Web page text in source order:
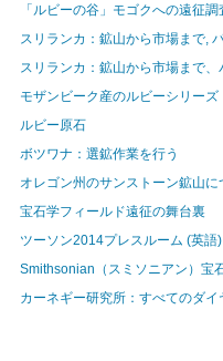
「ルビーの谷」モゴクへの遠征調
スリランカ：鉱山から市場まで,
スリランカ：鉱山から市場まで、
モザンビーク産のルビーシリーズ
ルビー原石
ボツワナ：選鉱作業を行う
オレゴン州のサンストーン鉱山に
宝石学フィールド遠征の舞台裏
ツーソン2014プレスルーム (英語)
Smithsonian（スミソニアン）宝
カーネギー研究所：すべてのダ